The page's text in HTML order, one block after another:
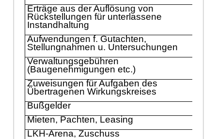
Erträge aus der Auflösung von
Rückstellungen für unterlassene
Instandhaltung
Aufwendungen f. Gutachten,
Stellungnahmen u. Untersuchungen
Verwaltungsgebühren
(Baugenehmigungen etc.)
Zuweisungen für Aufgaben des
Übertragenen Wirkungskreises
Bußgelder
Mieten, Pachten, Leasing
LKH-Arena, Zuschuss